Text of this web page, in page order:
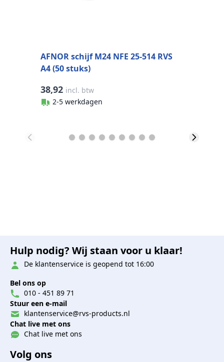
AFNOR schijf M24 NFE 25-514 RVS
A4 (50 stuks)
38,92 incl. btw
2-5 werkdagen
Hulp nodig? Wij staan voor u klaar!
De klantenservice is geopend tot 16:00
Bel ons op
010 - 451 89 71
Stuur een e-mail
klantenservice@rvs-products.nl
Chat live met ons
Chat live met ons
Volg ons